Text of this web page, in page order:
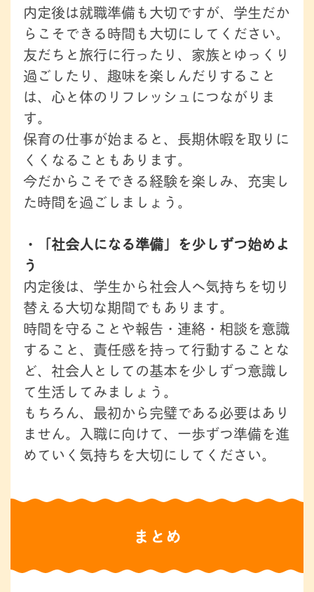
内定後は就職準備も大切ですが、学生だか
らこそできる時間も大切にしてください。
友だちと旅行に行ったり、家族とゆっくり
過ごしたり、趣味を楽しんだりすること
は、心と体のリフレッシュにつながりま
す。
保育の仕事が始まると、長期休暇を取りに
くくなることもあります。
今だからこそできる経験を楽しみ、充実し
た時間を過ごしましょう。
・「社会人になる準備」を少しずつ始めよ
う
内定後は、学生から社会人へ気持ちを切り
替える大切な期間でもあります。
時間を守ることや報告・連絡・相談を意識
すること、責任感を持って行動することな
ど、社会人としての基本を少しずつ意識し
て生活してみましょう。
もちろん、最初から完璧である必要はあり
ません。入職に向けて、一歩ずつ準備を進
めていく気持ちを大切にしてください。
まとめ